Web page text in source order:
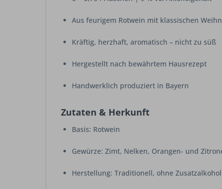
Aus feurigem Rotwein mit klassischen
Kräftig, herzhaft, aromatisch – nicht zu süß
Hergestellt nach bewährtem Hausrezept
Handwerklich produziert in Bayern
Zutaten & Herkunft
Basis: Rotwein
Gewürze: Zimt, Nelken, Orangen- und
Herstellung: Traditionell, ohne Zusatzalkohol